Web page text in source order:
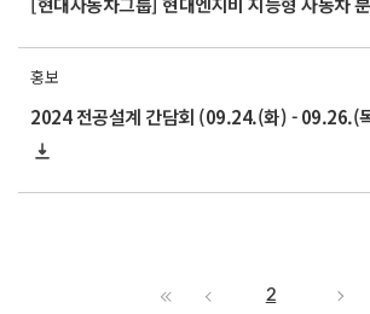
홍보
2024 전공설계 간담회 (09.24.(화) - 09.26.(
2